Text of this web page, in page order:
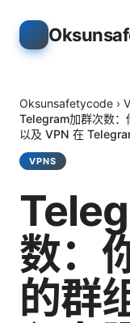
Oksunsafetycode ›
Telegram加群次数：
以及 VPN 在
VPNS
数：
的群